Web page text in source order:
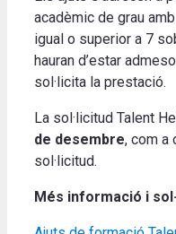
acadèmic de grau
igual o superior a 7
hauran d’estar
sol·licita la prestació.
La sol·licitud Talent
de desembre, com a
sol·licitud.
Més informació i